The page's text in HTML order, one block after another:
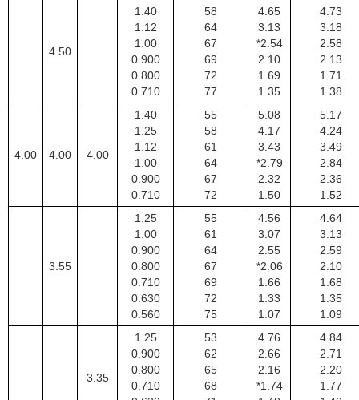
4.50
1.40
1.12
1.00
0.900
0.800
0.710
58
64
67
69
72
77
4.65
3.13
*2.54
2.10
1.69
1.35
4.73
3.18
2.58
2.13
1.71
1.38
4.00 4.00 4.00
1.40
1.25
1.12
1.00
0.900
0.710
55
58
61
64
67
72
5.08
4.17
3.43
*2.79
2.32
1.50
5.17
4.24
3.49
2.84
2.36
1.52
3.55
1.25
1.00
0.900
0.800
0.710
0.630
0.560
55
61
64
67
69
72
75
4.56
3.07
2.55
*2.06
1.66
1.33
1.07
4.64
3.13
2.59
2.10
1.68
1.35
1.09
3.35
1.25
0.900
0.800
0.710
53
62
65
68
4.76
2.66
2.16
*1.74
4.84
2.71
2.20
1.77